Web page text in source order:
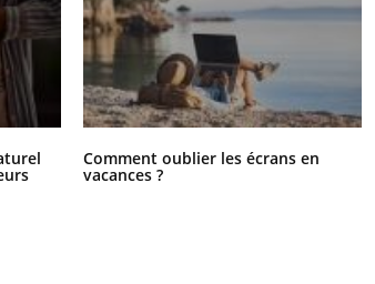
Comment oublier les écrans en
vacances ?
une
Pays
Cytomégalovirus : ce qui
change dans la prise en
charge des femmes
enceintes
La sieste empêche-t-elle
de dormir la nuit ?